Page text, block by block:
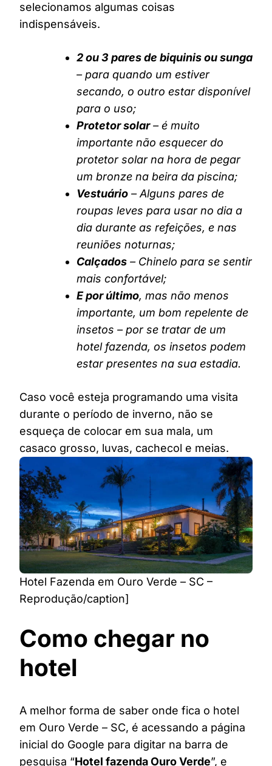
selecionamos algumas coisas
indispensáveis.
2 ou 3 pares de biquinis ou sunga
– para quando um estiver
secando, o outro estar disponível
para o uso;
Protetor solar– é muito
importante não esquecer do
protetor solar na hora de pegar
um bronze na beira da piscina;
Vestuário – Alguns pares de
roupas leves para usar no dia a
dia durante as refeições, e nas
reuniões noturnas;
Calçados – Chinelo para se sentir
mais confortável;
E por último, mas não menos
importante, um bom repelente de
insetos – por se tratar de um
hotel fazenda, os insetos podem
estar presentes na sua estadia.
Caso você esteja programando uma visita
durante o período de inverno, não se
esqueça de colocar em sua mala, um
casaco grosso, luvas, cachecol e meias.
Hotel Fazenda em Ouro Verde – SC –
Reprodução/caption]
Como chegar no
hotel
A melhor forma de saber onde fica o hotel
em Ouro Verde – SC, é acessando a página
inicial do Google para digitar na barra de
pesquisa “Hotel fazenda Ouro Verde”, e